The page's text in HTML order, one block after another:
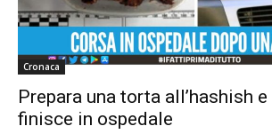
Cronaca
Prepara una torta all’hashish
finisce in ospedale